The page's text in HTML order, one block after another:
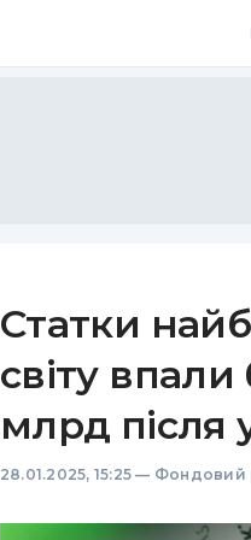
Статки
світу
млрд після
28.01.2025, 15:25 — Фондовий